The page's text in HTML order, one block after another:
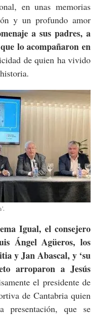
en unas memorias
y un profundo amor
a sus padres, a
lo acompañaron en
de quien ha vivido
Igual, el consejero
Ángel Agüeros, los
y Jan Abascal, y ‘su
arroparon a Jesús
el presidente de
de Cantabria quien
que se